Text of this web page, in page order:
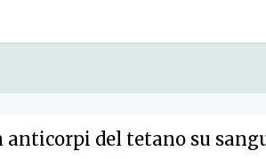
anticorpi del tetano su